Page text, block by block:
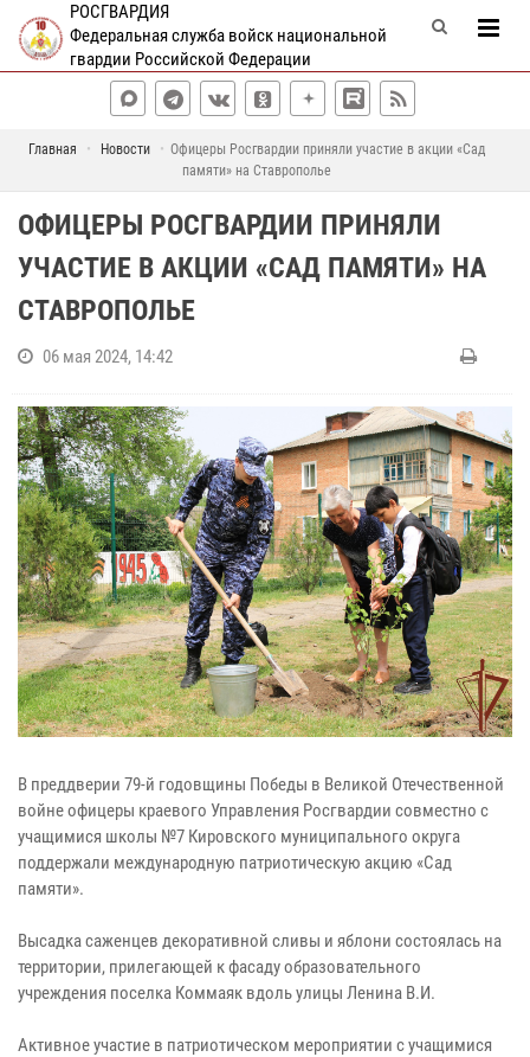
РОСГВАРДИЯ
Федеральная служба войск национальной
гвардии Российской Федерации
Главная Новости
Офицеры Росгвардии приняли участие в акции «Сад
памяти» на Ставрополье
ОФИЦЕРЫ РОСГВАРДИИ ПРИНЯЛИ
УЧАСТИЕ В АКЦИИ «САД ПАМЯТИ» НА
СТАВРОПОЛЬЕ
06 мая 2024, 14:42
В преддверии 79-й годовщины Победы в Великой Отечественной
войне офицеры краевого Управления Росгвардии совместно с
учащимися школы №7 Кировского муниципального округа
поддержали международную патриотическую акцию «Сад
памяти».
Высадка саженцев декоративной сливы и яблони состоялась на
территории, прилегающей к фасаду образовательного
учреждения поселка Коммаяк вдоль улицы Ленина В.И.
Активное участие в патриотическом мероприятии с учащимися